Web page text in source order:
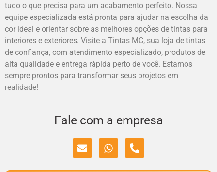
tudo o que precisa para um acabamento perfeito. Nossa
equipe especializada está pronta para ajudar na escolha da
cor ideal e orientar sobre as melhores opções de tintas para
interiores e exteriores. Visite a Tintas MC, sua loja de tintas
de confiança, com atendimento especializado, produtos de
alta qualidade e entrega rápida perto de você. Estamos
sempre prontos para transformar seus projetos em
realidade!
Fale com a empresa